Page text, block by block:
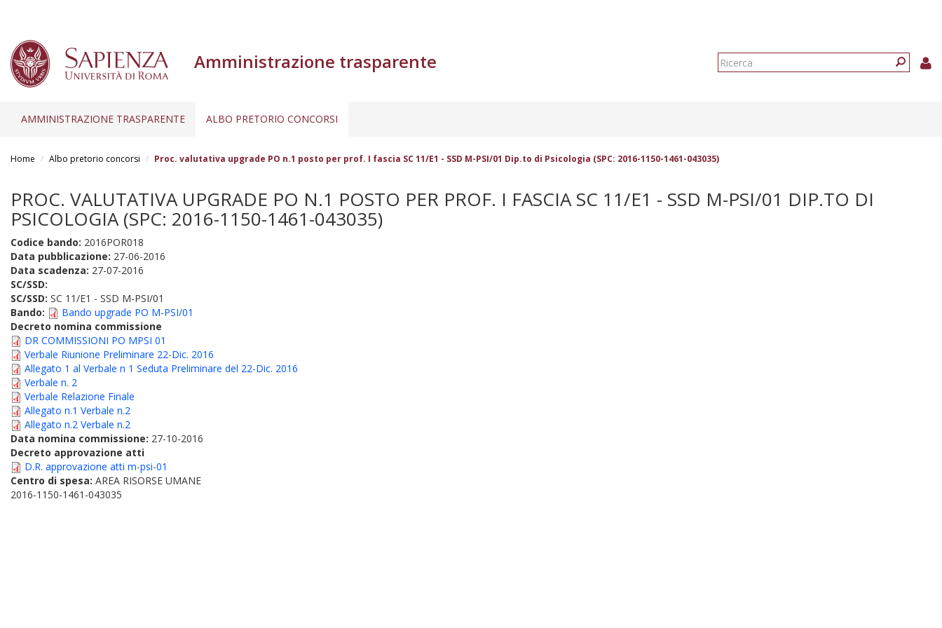
Amministrazione trasparente
Form
AMMINISTRAZIONE TRASPARENTE ALBO PRETORIO CONCORSI
Home Albo pretorio concorsi Proc. valutativa upgrade PO n.1 posto per prof. I fascia SC 11/E1 - SSD M-PSI/01 Dip.to di Psicologia (SPC: 2016-1150-1461-043035)
PROC. VALUTATIVA UPGRADE PO N.1 POSTO PER PROF. I FASCIA SC 11/E1 - SSD M-PSI/01 DIP.TO DI
PSICOLOGIA (SPC: 2016-1150-1461-043035)
Codice bando: 2016POR018
Data pubblicazione: 27-06-2016
Data scadenza: 27-07-2016
SC/SSD:
SC/SSD: SC 11/E1 - SSD M-PSI/01
Bando:
Bando upgrade PO M-PSI/01
Decreto nomina commissione
DR COMMISSIONI PO MPSI 01
Verbale Riunione Preliminare 22-Dic. 2016
Allegato 1 al Verbale n 1 Seduta Preliminare del 22-Dic. 2016
Verbale n. 2
Verbale Relazione Finale
Allegato n.1 Verbale n.2
Allegato n.2 Verbale n.2
Data nomina commissione: 27-10-2016
Decreto approvazione atti
D.R. approvazione atti m-psi-01
Centro di spesa: AREA RISORSE UMANE
2016-1150-1461-043035